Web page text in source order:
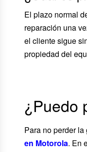
El plazo normal
reparación una
el cliente sigue
propiedad del
¿Puedo
Para no perder
en Motorola. En